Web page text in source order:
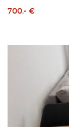
700,- €